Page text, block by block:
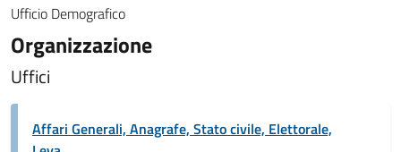
Ufficio Demografico
Organizzazione
Uffici
Affari Generali, Anagrafe, Stato civile, Elettorale,